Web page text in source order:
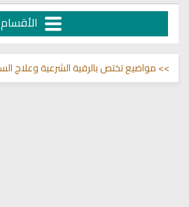
الأقسام
تختص بالرقية الشرعية وعلاج السحر